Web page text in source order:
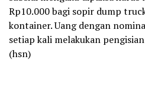
Rp10.000 bagi sopir dump
kontainer. Uang dengan
setiap kali melakukan
(hsn)